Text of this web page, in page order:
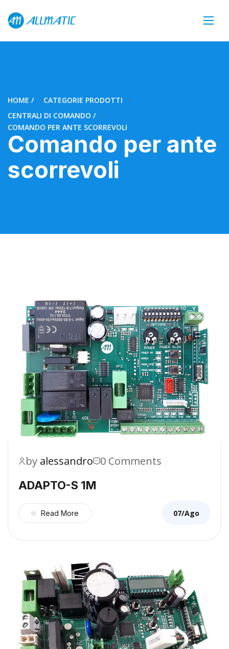
HOME
CATEGORIE PRODOTTI
CENTRALI DI COMANDO
COMANDO PER ANTE SCORREVOLI
Comando per ante
scorrevoli
by alessandro 0 Comments
ADAPTO-S 1M
Read More 07/Ago